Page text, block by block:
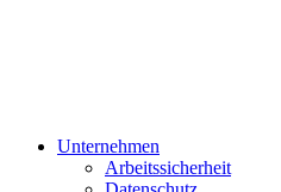
Unternehmen
Arbeitssicherheit